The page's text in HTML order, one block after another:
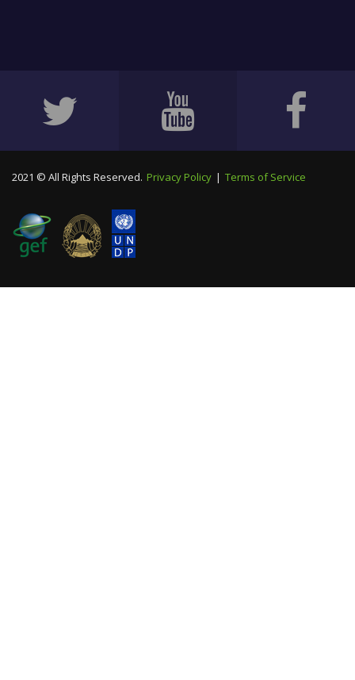
2021 © All Rights Reserved. Privacy Policy | Terms of Service